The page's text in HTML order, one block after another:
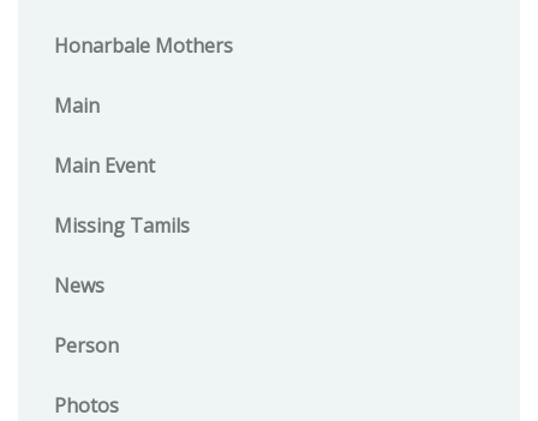
Honarbale Mothers
Main
Main Event
Missing Tamils
News
Person
Photos